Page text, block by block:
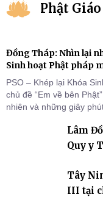
Phật
Đồng Tháp: Nhìn lại
Sinh hoạt Phật pháp
PSO – Khép lại Khóa
chủ đề “Em về bên
nhiên và những giây
Tháp). Những tuần tu
trang quý báu, gieo
Lâm
Quy y
Tây
III tại